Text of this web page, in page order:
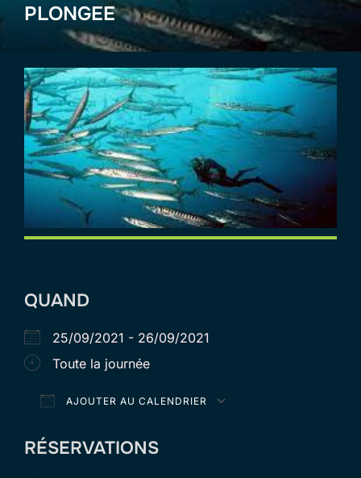
PLONGEE
QUAND
25/09/2021 - 26/09/2021
Toute la journée
AJOUTER AU CALENDRIER
RÉSERVATIONS